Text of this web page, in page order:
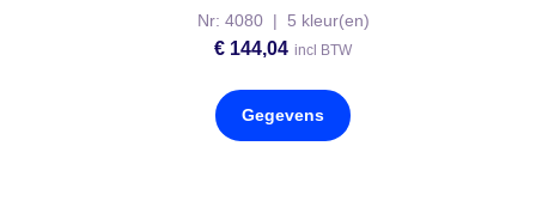
Nr: 4080 | 5 kleur(en)
€ 144,04 incl BTW
Gegevens